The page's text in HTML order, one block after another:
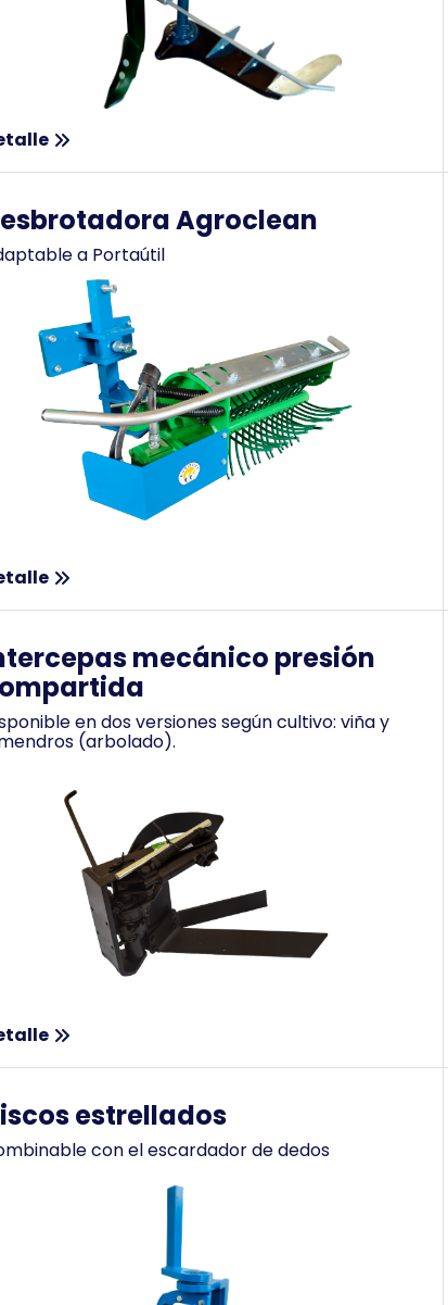
Agroclean
a Portaútil
mecánico presión
en dos versiones según cultivo: viña y
(arbolado).
estrellados
con el escardador de dedos